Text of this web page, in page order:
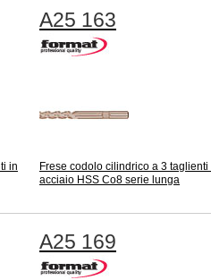
in
A25 163
Frese codolo cilindrico a 3 taglienti
acciaio HSS Co8 serie lunga
A25 169